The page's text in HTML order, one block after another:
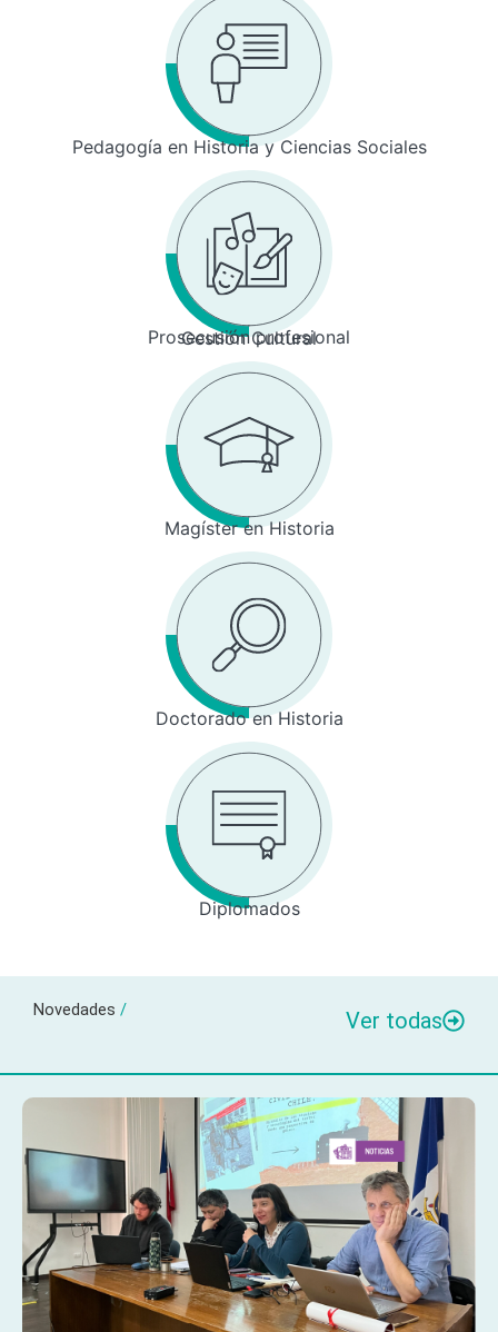
Pedagogía en Historia y Ciencias Sociales
Prosecusión profesional
Gestión Cultural
Magíster en Historia
Doctorado en Historia
Diplomados
Novedades / Ver todas